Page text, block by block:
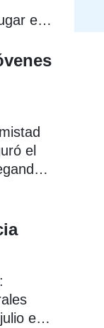
el
el
en